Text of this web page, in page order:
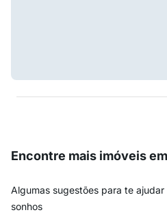
Encontre mais imóveis
Algumas sugestões para te
sonhos